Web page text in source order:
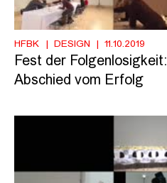
HFBK DESIGN 11.10.2019
Fest der Folgenlosigkeit:
Abschied vom Erfolg